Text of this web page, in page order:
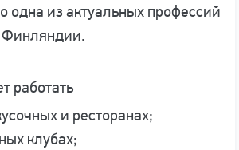
одна из актуальных профессий
Финляндии.
работать
и ресторанах;
клубах;